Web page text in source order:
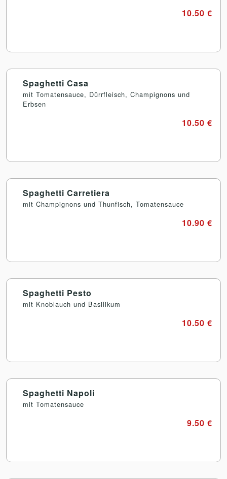
10.50 €
Spaghetti Casa
mit Tomatensauce, Dürrfleisch, Champignons und
Erbsen
10.50 €
Spaghetti Carretiera
mit Champignons und Thunfisch, Tomatensauce
10.90 €
Spaghetti Pesto
mit Knoblauch und Basilikum
10.50 €
Spaghetti Napoli
mit Tomatensauce
9.50 €